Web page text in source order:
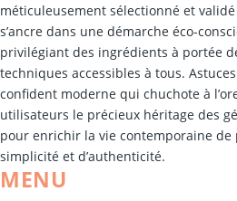
méticuleusement sélectionné et
s’ancre dans une démarche éco-
privilégiant des ingrédients à portée
techniques accessibles à tous.
confident moderne qui chuchote à
utilisateurs le précieux héritage des
pour enrichir la vie contemporaine de
simplicité et d’authenticité.
MENU